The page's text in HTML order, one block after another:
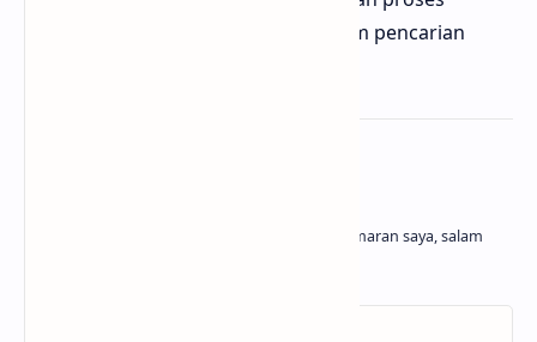
penghapusan yang efektif di platform pencarian
Belajar dan menghasilkan adalah kegemaran saya, salam